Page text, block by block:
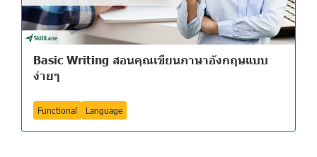
Basic Writing สอนคุณเขียนภาษาอังกฤษแบบ
ง่ายๆ
Functional Language